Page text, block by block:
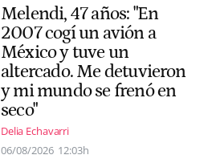
Melendi, 47 años: "En
2007 cogí un avión a
México y tuve un
altercado. Me detuvieron
y mi mundo se frenó en
seco"
Delia Echavarri
06/08/2026 12:03h